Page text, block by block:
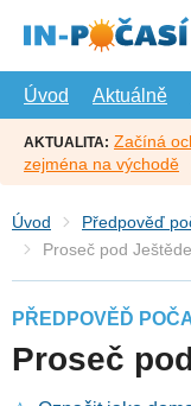
hlavní
Úvod
Aktuálně
AKTUALITA: Začíná
zejména na východě
Úvod Předpověď
Proseč pod
PŘEDPOVĚĎ
Proseč